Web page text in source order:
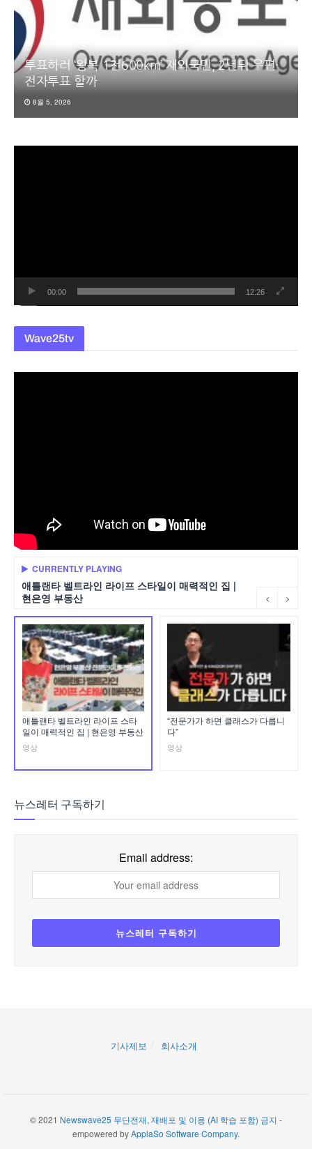
투표하러 ‘왕복 1천600km’ 재외국민, 2년뒤 우편·
전자투표 할까
8월 5, 2026
00:00 12:26
Wave25tv
CURRENTLY PLAYING
애틀랜타 벨트라인 라이프 스타일이 매력적인 집 |
현은영 부동산
애틀랜타 벨트라인 라이프 스타
일이 매력적인 집 | 현은영 부동산
영상
“전문가가 하면 클래스가 다릅니
다”
영상
뉴스레터 구독하기
Email address:
기사제보 회사소개
© 2021 Newswave25 무단전재, 재배포 및 이용 (AI 학습 포함) 금지 -
empowered byApplaSo Software Company.